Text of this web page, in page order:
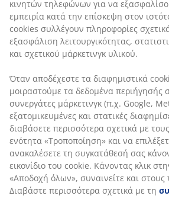
στρώματα με ελατήρια και αφρό.
τα στρώματα και τα πόδια.
SKU: 3650271
Οδηγίες Συναρμολόγησης
Χαρακτηριστικά προϊόντος
Αξιολογήσεις
(5)
την εξασφάλιση λειτουργικότητας,
στοιχείων και σχετικού μάρκετινγκ
Όταν αποδέχεστε τα διαφημιστικά
μοιραστούμε τα δεδομένα περιήγησής
για εξατομικευμένες και στατικές
Μπορείτε να διαβάσετε περισσότερα
σκοπούς στην ενότητα «Τροποποίηση»
επιλέξετε να ανακαλέσετε τη
κάνοντας κλικ στο εικονίδιο του
στην επιλογή «Αποδοχή όλων»,
τρεις σκοπούς. Διαβάστε περισσότερα
συλλογή και την επεξεργασία
δεδομένων και την πολιτική μας για